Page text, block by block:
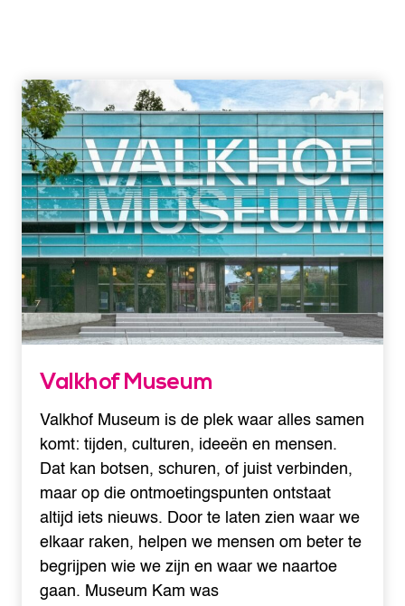
Valkhof Museum
Valkhof Museum is de plek waar alles samen
komt: tijden, culturen, ideeën en mensen.
Dat kan botsen, schuren, of juist verbinden,
maar op die ontmoetingspunten ontstaat
altijd iets nieuws. Door te laten zien waar we
elkaar raken, helpen we mensen om beter te
begrijpen wie we zijn en waar we naartoe
gaan. Museum Kam was